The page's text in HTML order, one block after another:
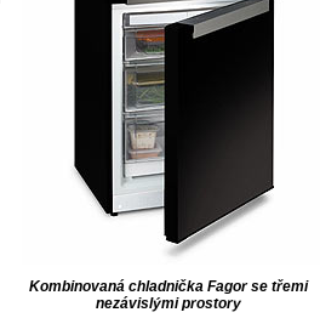
Kombinovaná chladnička Fagor se třemi
nezávislými prostory